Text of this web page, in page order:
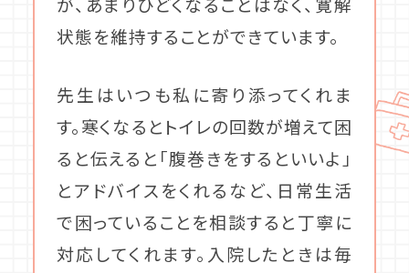
状態を維持することができています。
先生はいつも私に寄り添ってくれま
す。寒くなるとトイレの回数が増えて困
ると伝えると「腹巻きをするといいよ」
とアドバイスをくれるなど、日常生活
で困っていることを相談すると丁寧に
対応してくれます。入院したときは毎